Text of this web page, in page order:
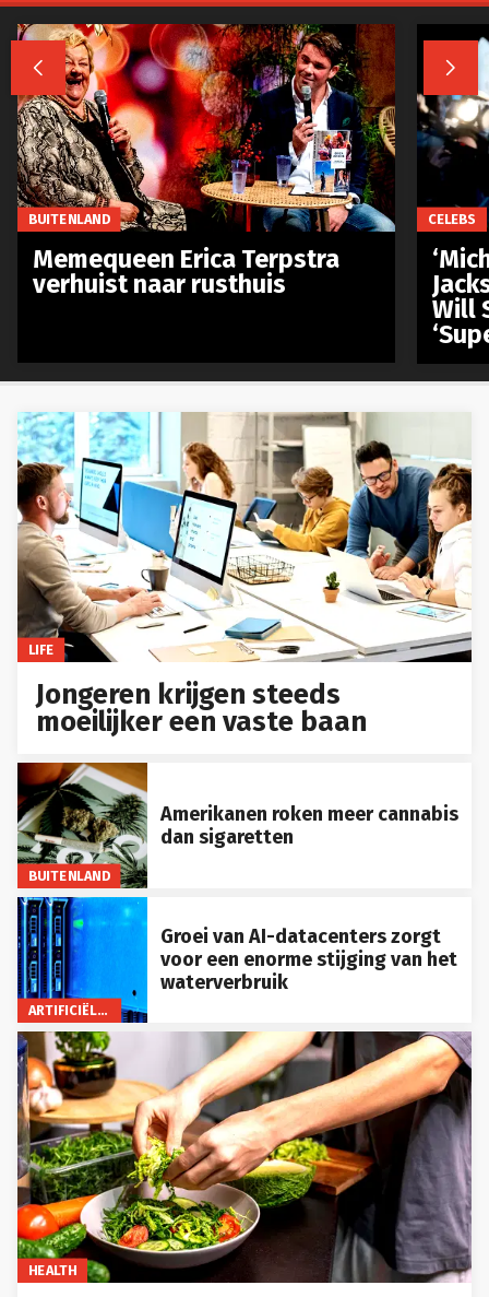
LIFE
Jongeren krijgen steeds
moeilijker een vaste baan
BUITENLAND
Amerikanen roken meer cannabis
dan sigaretten
ARTIFICIËLE INTELLIGENTIE
Groei van AI-datacenters zorgt
voor een enorme stijging van het
waterverbruik
HEALTH
 
BUITENLAND
Memequeen Erica Terpstra
verhuist naar rusthuis
CELEBS
Will